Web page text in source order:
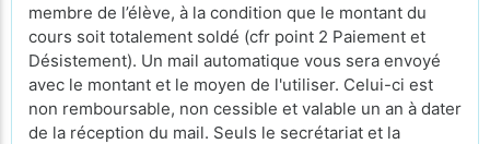
membre de l’élève, à la condition que le montant du
cours soit totalement soldé (cfr point 2 Paiement et
Désistement). Un mail automatique vous sera envoyé
avec le montant et le moyen de l'utiliser. Celui-ci est
non remboursable, non cessible et valable un an à dater
de la réception du mail. Seuls le secrétariat et la